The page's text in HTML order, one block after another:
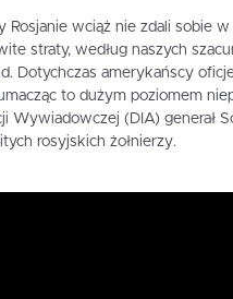
Rosjanie wciąż nie zdali sobie
straty, według naszych
Dotychczas amerykańscy
to dużym poziomem
Wywiadowczej (DIA) generał
rosyjskich żołnierzy.